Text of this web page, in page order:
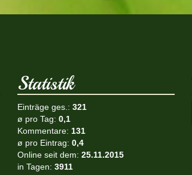
Statistik
Einträge ges.: 321
ø pro Tag: 0,1
Kommentare: 131
ø pro Eintrag: 0,4
Online seit dem: 25.11.2015
in Tagen: 3911